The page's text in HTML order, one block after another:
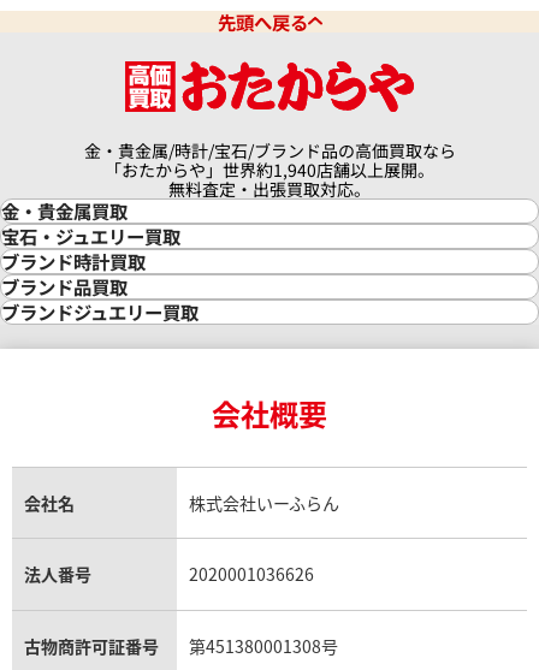
先頭へ戻る
金・貴金属/時計/宝石/ブランド品の高価買取なら
「おたからや」世界約1,940店舗以上展開。
無料査定・出張買取対応。
金・貴金属買取
金買取
金の相場価格情報
金の参考買取価格一覧
インゴット買取
インゴットの相場価格情報
24金買取
金貨買取
貴金属買取
銀・シルバー買取
パラジウム買取
宝石・ジュエリー買取
宝石・ジュエリー買取
ダイヤモンド買取
ダイヤモンド・宝石の参考価格一覧
リング・結婚指輪買取
エメラルド買取
トパーズ買取
タンザナイト買取
パライバトルマリン買取
キャッツアイ買取
ガーネット買取
アクアマリン買取
ブランド時計買取
時計買取
ロレックス買取
ロレックス デイトナ買取
ロレックス サブマリーナー買取
ロレックス エクスプローラー買取
ロレックス デイトジャスト買取
パテック フィリップ買取
パテック フィリップノーチラス買取
ヴァシュロン・コンスタンタン買取
オメガ買取
ブランド品買取
ブランド買取
ルイ・ヴィトン買取
ルイ・ヴィトン買取の参考価格一覧
シャネル マトラッセ買取
セリーヌ買取
プラダ買取
ブランドジュエリー買取
ヴァンクリーフ＆アーペル買取
ショーメ買取
ダミアーニ買取
モーブッサン買取
会社概要
会社名 株式会社いーふらん
法人番号 2020001036626
古物商許可証番号 第451380001308号